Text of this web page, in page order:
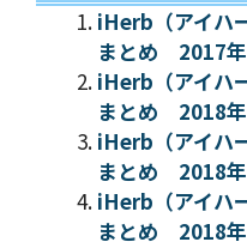
iHerb（アイハ
まとめ 2017
iHerb（アイハ
まとめ 2018
iHerb（アイハ
まとめ 2018
iHerb（アイハ
まとめ 2018